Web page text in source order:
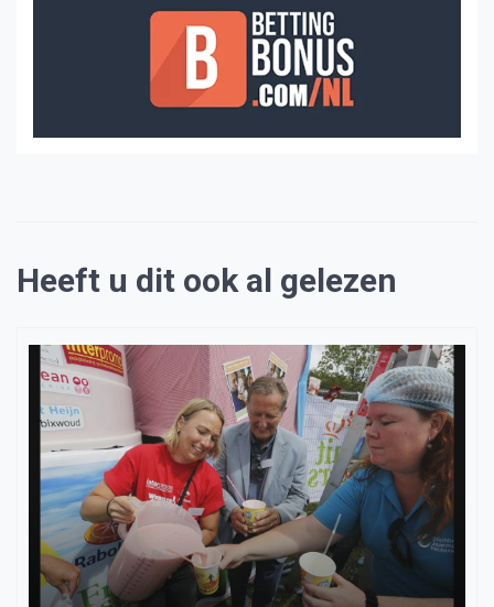
Heeft u dit ook al gelezen